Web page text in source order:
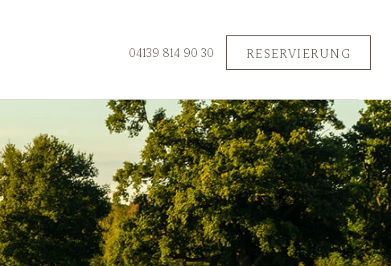
04139 814 90 30 RESERVIERUNG
und sichern Sie sich jetzt